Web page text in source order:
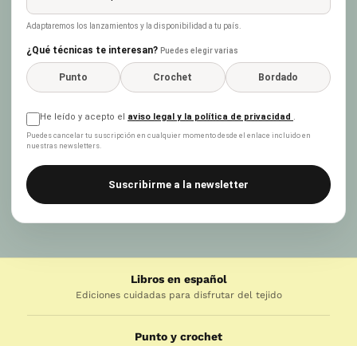
Adaptaremos los lanzamientos y la disponibilidad a tu país.
¿Qué técnicas te interesan? Puedes elegir varias
Punto Crochet Bordado
He leído y acepto el aviso legal y la política de privacidad .
Puedes cancelar tu suscripción en cualquier momento desde el enlace incluido en
nuestras newsletters.
Suscribirme a la newsletter
Libros en español
Ediciones cuidadas para disfrutar del tejido
Punto y crochet